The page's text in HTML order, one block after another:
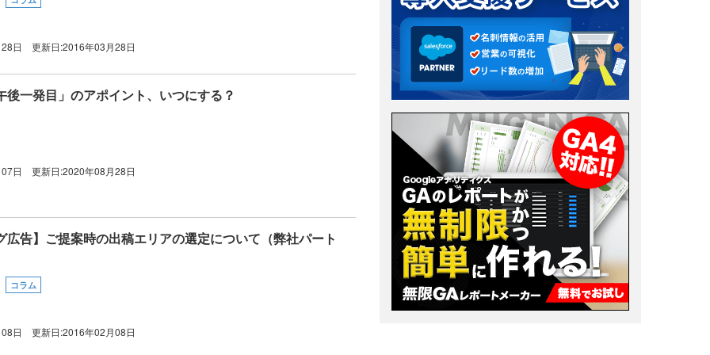
日 更新日:2016年03月28日
後一発目」のアポイント、いつにする？
日 更新日:2020年08月28日
広告】ご提案時の出稿エリアの選定について（弊社パート
コラム
日 更新日:2016年02月08日